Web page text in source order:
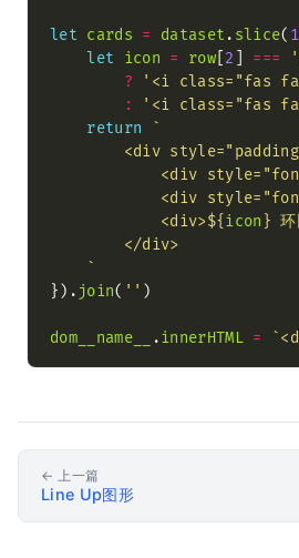
let cards = dataset . slice( 1
let
icon = row 2 ===
?
'<i class="fas
:
'<i class="fas
return
<div
<div
            <div>
${icon }
    `
}). join( ''
dom__name__ .innerHTML =
← 上一篇
Line Up图形